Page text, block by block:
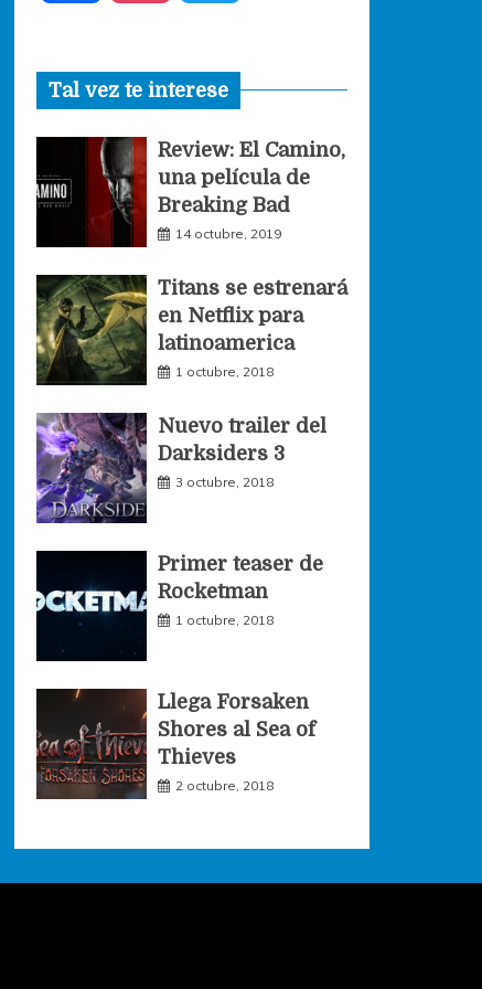
c
e
b
o
o
s
t
a
g
r
m
i
t
t
r
Tal vez te interese
Review: El Camino,
una película de
Breaking Bad
14 octubre, 2019
Titans se estrenará
en Netflix para
latinoamerica
1 octubre, 2018
Nuevo trailer del
Darksiders 3
3 octubre, 2018
Primer teaser de
Rocketman
1 octubre, 2018
Llega Forsaken
Shores al Sea of
Thieves
2 octubre, 2018